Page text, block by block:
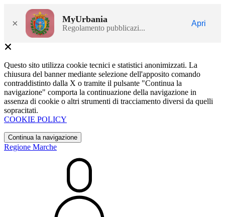
× MyUrbania
Regolamento pubblicazi...
Apri
Questo sito utilizza cookie tecnici e statistici anonimizzati. La
chiusura del banner mediante selezione dell'apposito comando
contraddistinto dalla X o tramite il pulsante "Continua la
navigazione" comporta la continuazione della navigazione in
assenza di cookie o altri strumenti di tracciamento diversi da quelli
sopracitati.
COOKIE POLICY
Continua la navigazione
Regione Marche